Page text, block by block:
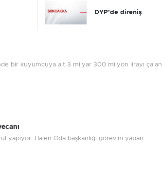
DYP’de direniş
bir kuyumcuya ait 3 milyar 300 milyon lirayı çalan
yapıyor. Halen Oda başkanlığı görevini yapan